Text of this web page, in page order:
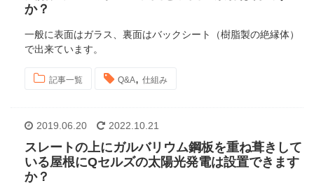
か？
一般に表面はガラス、裏面はバックシート（樹脂製の絶縁体）
で出来ています。
記事一覧 Q&A, 仕組み
2019.06.20 2022.10.21
スレートの上にガルバリウム鋼板を重ね葺きして
いる屋根にQセルズの太陽光発電は設置できます
か？